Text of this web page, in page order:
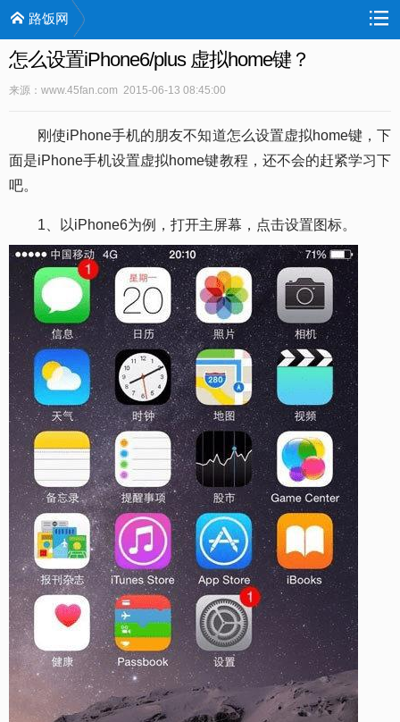
路饭网
怎么设置iPhone6/plus 虚拟home键？
来源：www.45fan.com 2015-06-13 08:45:00
刚使iPhone手机的朋友不知道怎么设置虚拟home键，下
面是iPhone手机设置虚拟home键教程，还不会的赶紧学习下
吧。
1、以iPhone6为例，打开主屏幕，点击设置图标。